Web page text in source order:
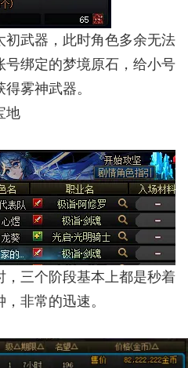
武器，此时角色多余无法
绑定的梦境原石，给小号
雾神武器。
地
，三个阶段基本上都是秒着
非常的迅速。